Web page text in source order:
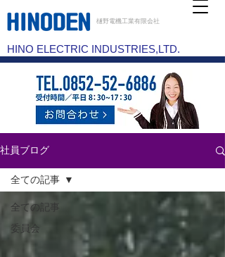
樋野電機工業有限会社
HINO ELECTRIC INDUSTRIES,LTD.
社員ブログ
全ての記事
委員会
全ての記事